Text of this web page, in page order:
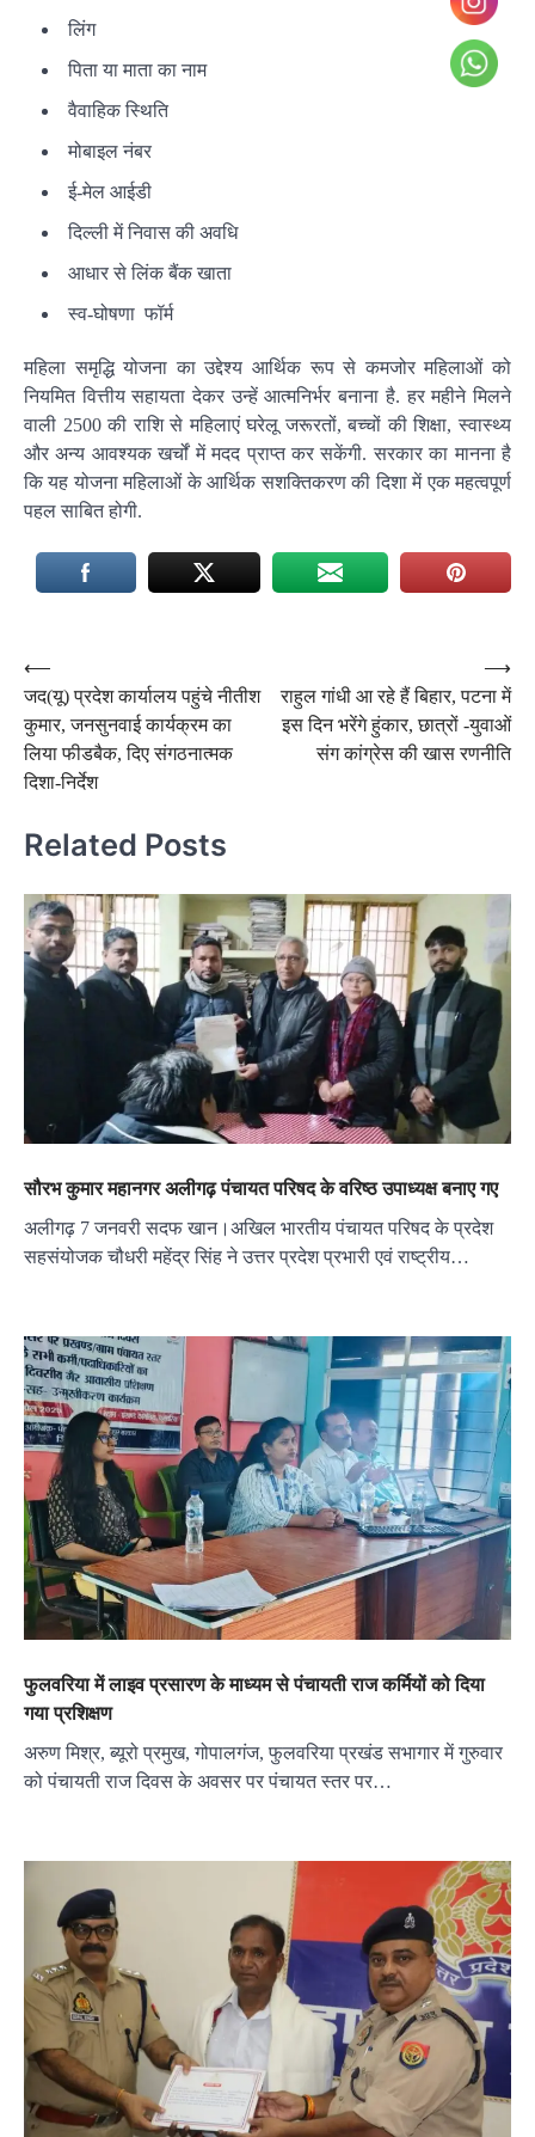
लिंग
पिता या माता का नाम
वैवाहिक स्थिति
मोबाइल नंबर
ई-मेल आईडी
दिल्ली में निवास की अवधि
आधार से लिंक बैंक खाता
स्व-घोषणा फॉर्म
महिला समृद्धि योजना का उद्देश्य आर्थिक रूप से कमजोर महिलाओं को
नियमित वित्तीय सहायता देकर उन्हें आत्मनिर्भर बनाना है. हर महीने मिलने
वाली 2500 की राशि से महिलाएं घरेलू जरूरतों, बच्चों की शिक्षा, स्वास्थ्य
और अन्य आवश्यक खर्चों में मदद प्राप्त कर सकेंगी. सरकार का मानना है
कि यह योजना महिलाओं के आर्थिक सशक्तिकरण की दिशा में एक महत्वपूर्ण
पहल साबित होगी.
Post
navigation
⟵
जद(यू) प्रदेश कार्यालय पहुंचे नीतीश
कुमार, जनसुनवाई कार्यक्रम का
लिया फीडबैक, दिए संगठनात्मक
दिशा-निर्देश
राहुल गांधी आ रहे हैं बिहार, पटना में
इस दिन भरेंगे हुंकार, छात्रों -युवाओं
संग कांग्रेस की खास रणनीति
⟶
Related Posts
सौरभ कुमार महानगर अलीगढ़ पंचायत परिषद के वरिष्ठ उपाध्यक्ष बनाए गए
अलीगढ़ 7 जनवरी सदफ खान।अखिल भारतीय पंचायत परिषद के प्रदेश
सहसंयोजक चौधरी महेंद्र सिंह ने उत्तर प्रदेश प्रभारी एवं राष्ट्रीय…
फुलवरिया में लाइव प्रसारण के माध्यम से पंचायती राज कर्मियों को दिया
गया प्रशिक्षण
अरुण मिश्र, ब्यूरो प्रमुख, गोपालगंज, फुलवरिया प्रखंड सभागार में गुरुवार
को पंचायती राज दिवस के अवसर पर पंचायत स्तर पर…